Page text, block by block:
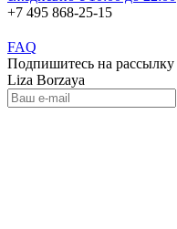
+7 495 868-25-15
FAQ
Подпишитесь на рассылку
Liza Borzaya